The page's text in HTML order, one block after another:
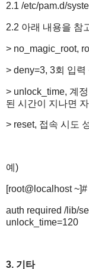
2.1 /etc/pam.d/
2.2 아래 내용을 참
> no_magic_root,
> deny=3, 3회 입
> unlock_time, 계
된 시간이 지나면
> reset, 접속 시도
예)
[root@localhost
auth required /lib/
unlock_time=120
3. 기타